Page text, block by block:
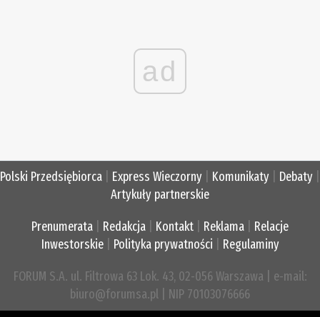
ad
Polski Przedsiębiorca Express Wieczorny Komunikaty Debaty
Artykuły partnerskie
Prenumerata Redakcja Kontakt Reklama
Relacje
Inwestorskie| Polityka prywatności Regulaminy
FORUM S.A. ul. Filtrowa 63 Lok. 43, 02-056 Warszawa | e-mail:
biuro@forumsa.pl | NIP 70103076666